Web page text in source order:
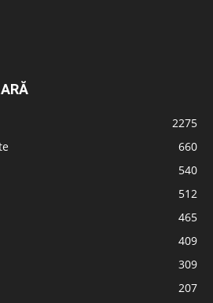
2275
660
540
512
465
409
309
207